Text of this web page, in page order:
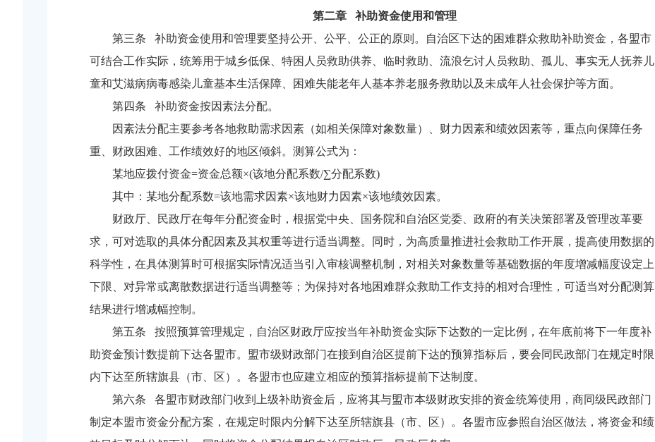
第二章 补助资金使用和管理
第三条 补助资金使用和管理要坚持公开、公平、公正的原则。自治区下达的困难群众救助补助资金，各盟市
可结合工作实际，统筹用于城乡低保、特困人员救助供养、临时救助、流浪乞讨人员救助、孤儿、事实无人抚养儿
童和艾滋病病毒感染儿童基本生活保障、困难失能老年人基本养老服务救助以及未成年人社会保护等方面。
第四条 补助资金按因素法分配。
因素法分配主要参考各地救助需求因素（如相关保障对象数量）、财力因素和绩效因素等，重点向保障任务
重、财政困难、工作绩效好的地区倾斜。测算公式为：
某地应拨付资金=资金总额×(该地分配系数/∑分配系数)
其中：某地分配系数=该地需求因素×该地财力因素×该地绩效因素。
财政厅、民政厅在每年分配资金时，根据党中央、国务院和自治区党委、政府的有关决策部署及管理改革要
求，可对选取的具体分配因素及其权重等进行适当调整。同时，为高质量推进社会救助工作开展，提高使用数据的
科学性，在具体测算时可根据实际情况适当引入审核调整机制，对相关对象数量等基础数据的年度增减幅度设定上
下限、对异常或离散数据进行适当调整等；为保持对各地困难群众救助工作支持的相对合理性，可适当对分配测算
结果进行增减幅控制。
第五条 按照预算管理规定，自治区财政厅应按当年补助资金实际下达数的一定比例，在年底前将下一年度补
助资金预计数提前下达各盟市。盟市级财政部门在接到自治区提前下达的预算指标后，要会同民政部门在规定时限
内下达至所辖旗县（市、区）。各盟市也应建立相应的预算指标提前下达制度。
第六条 各盟市财政部门收到上级补助资金后，应将其与盟市本级财政安排的资金统筹使用，商同级民政部门
制定本盟市资金分配方案，在规定时限内分解下达至所辖旗县（市、区）。各盟市应参照自治区做法，将资金和绩